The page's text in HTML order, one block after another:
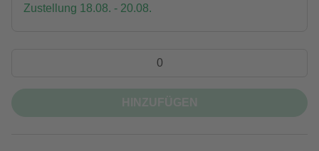
Zustellung 18.08. - 20.08.